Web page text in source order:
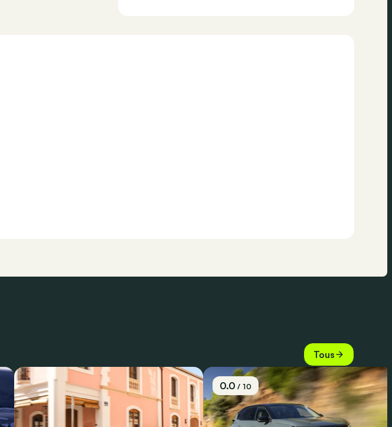
Tous
0.0/ 10